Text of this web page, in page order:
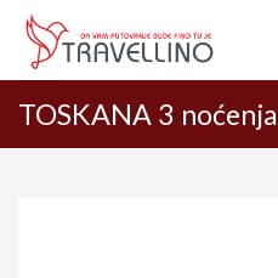
TOSKANA 3 noćenja